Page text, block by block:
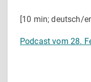
[10 min; deutsch/
Podcast vom 28.